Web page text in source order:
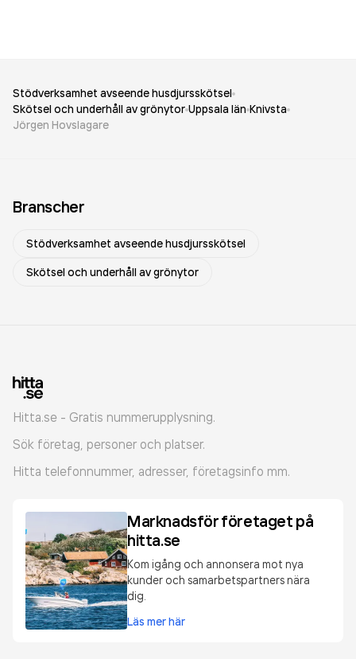
Stödverksamhet avseende husdjursskötsel
Skötsel och underhåll av grönytor Uppsala län Knivsta
Jörgen Hovslagare
Branscher
Stödverksamhet avseende husdjursskötsel
Skötsel och underhåll av grönytor
Hitta.se - Gratis nummerupplysning.
Sök företag, personer och platser.
Hitta telefonnummer, adresser, företagsinfo mm.
Marknadsför företaget på
hitta.se
Kom igång och annonsera mot nya
kunder och samarbetspartners nära
dig.
Läs mer här